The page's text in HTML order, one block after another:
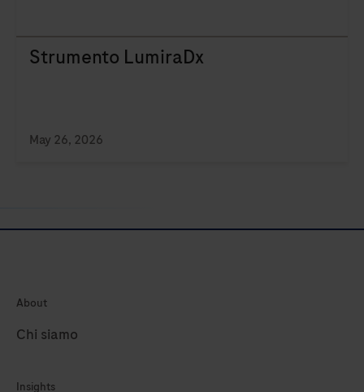
Strumento LumiraDx
May 26, 2026
About
Chi siamo
Insights